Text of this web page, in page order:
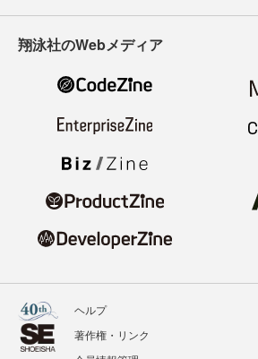
翔泳社のWebメディア
ヘルプ
著作権・リンク